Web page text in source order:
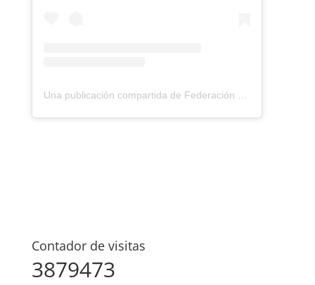
Una publicación compartida de Federación Montañismo Tenerife (@federacion_montanismo_tenerife)
Contador de visitas
3879473